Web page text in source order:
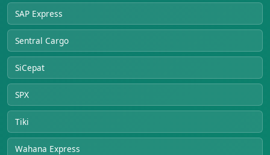
SAP Express
Sentral Cargo
SiCepat
SPX
Tiki
Wahana Express